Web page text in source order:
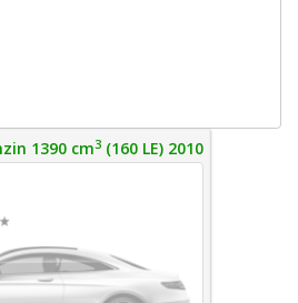
1390 cm3 (160 LE) 2010